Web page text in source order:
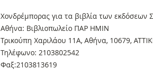
Xονδρέμπορας για τα βιβλία των εκδόσεων
Αθήνα: Βιβλιοπωλείο ΠΑΡ ΗΜΙΝ
Τρικούπη Χαριλάου 11Α, Αθήνα, 10679,
Τηλέφωνο: 2103802542
Φαξ:2103813619